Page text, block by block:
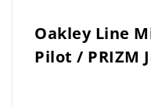
Oakley Line
Pilot / PRIZM